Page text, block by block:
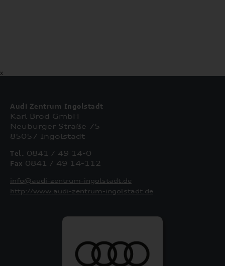
X
Audi Zentrum Ingolstadt
Karl Brod GmbH
Neuburger Straße 75
85057 Ingolstadt
Tel. 0841 / 49 14-0
Fax 0841 / 49 14-112
info@audi-zentrum-ingolstadt.de
http://www.audi-zentrum-ingolstadt.de